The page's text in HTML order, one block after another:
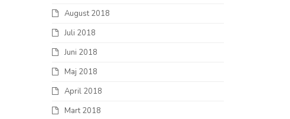
August 2018
Juli 2018
Juni 2018
Maj 2018
April 2018
Mart 2018